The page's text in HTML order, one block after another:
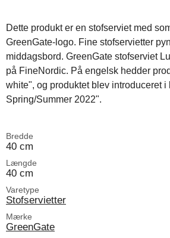
Dette produkt er en stofserviet med
GreenGate-logo. Fine stofservietter
middagsbord. GreenGate stofserviet
på FineNordic. På engelsk hedder
white", og produktet blev introduceret i
Spring/Summer 2022".
Bredde
40 cm
Længde
40 cm
Varetype
Stofservietter
Mærke
GreenGate